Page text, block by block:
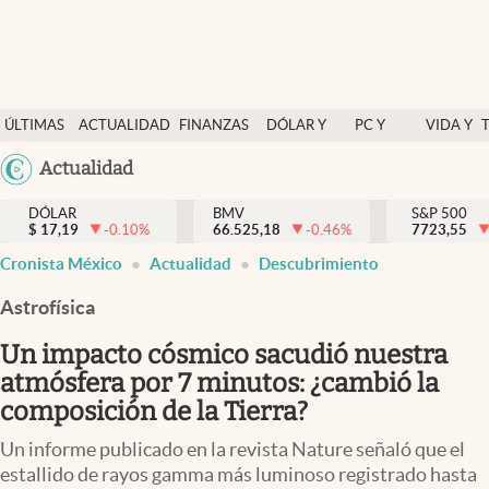
ÚLTIMAS
NOTICIAS
ACTUALIDAD
FINANZAS
DÓLAR Y
PC Y
VIDA Y
México
Actualidad
Actualidad
Finanzas y economía
Dólar y mercados
Pc y celular
Vida y estilo
Tv
DÓLAR
$ 17,19 -0.10%
BMV
66.525,18
-0.46%
S&P 500
7723,55
Cronista México Actualidad Descubrimiento
Astrofísica
Un impacto cósmico sacudió nuestra
atmósfera por 7 minutos: ¿cambió la
composición de la Tierra?
Un informe publicado en la revista Nature señaló que el
estallido de rayos gamma más luminoso registrado hasta